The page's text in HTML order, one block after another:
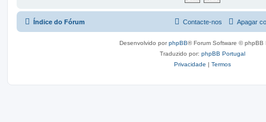
Índice do Fórum Apagar
Contacte-nos
Desenvolvido porphpBB® Forum Software © phpBB
Traduzido por: phpBB Portugal
Privacidade | Termos